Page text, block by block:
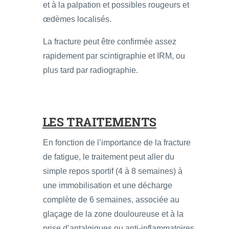
et à la palpation et possibles rougeurs et
œdèmes localisés.
La fracture peut être confirmée assez
rapidement par scintigraphie et IRM, ou
plus tard par radiographie.
LES TRAITEMENTS
En fonction de l’importance de la fracture
de fatigue, le traitement peut aller du
simple repos sportif (4 à 8 semaines) à
une immobilisation et une décharge
complète de 6 semaines, associée au
glaçage de la zone douloureuse et à la